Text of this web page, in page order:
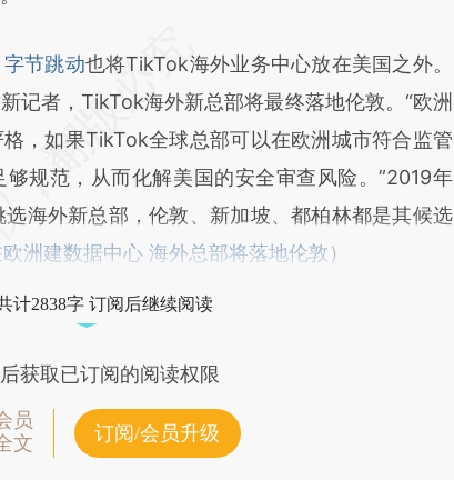
字节跳动也将TikTok海外业务中心放在美国之外。
记者，TikTok海外新总部将最终落地伦敦。“欧洲
，如果TikTok全球总部可以在欧洲城市符合监管
规范，从而化解美国的安全审查风险。”2019年
海外新总部，伦敦、新加坡、都柏林都是其候选
洲建数据中心 海外总部将落地伦敦）
计2838字 订阅后继续阅读
获取已订阅的阅读权限
员
文
订阅/会员升级